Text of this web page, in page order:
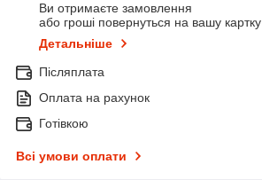
Ви отримаєте замовлення
або гроші повернуться на вашу картку
Детальніше
Післяплата
Оплата на рахунок
Готівкою
Всі умови оплати